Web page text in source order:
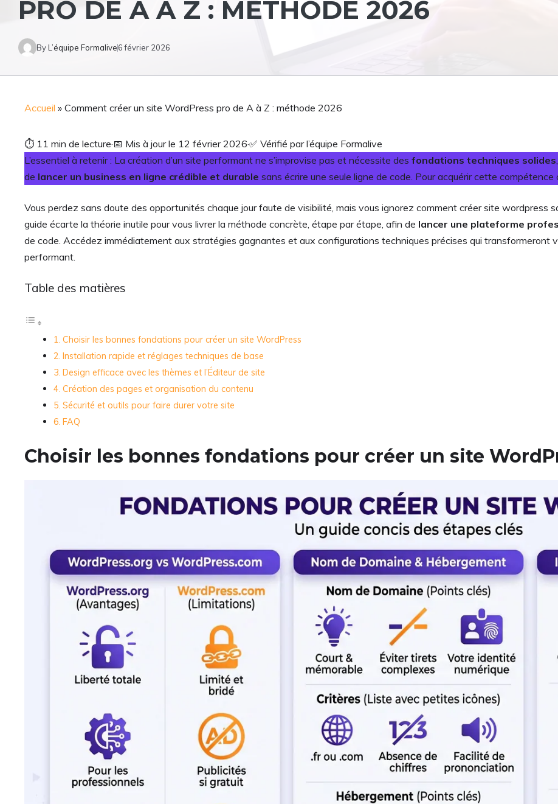
PRO DE A À Z : MÉTHODE 2026
ByL’équipe Formalive6 février 2026
Accueil » Comment créer un site WordPress pro de A à Z : méthode 2026
⏱ 11 min de lecture·📅 Mis à jour le 12 février 2026·✅ Vérifié par l’équipe Formalive
L’essentiel à retenir : La création d’un site performant ne s’improvise pas et nécessite des fondations techniques solides
de lancer un business en ligne crédible et durable sans écrire une seule ligne de code. Pour acquérir cette
Vous perdez sans doute des opportunités chaque jour faute de visibilité, mais vous ignorez comment créer site wordpress
guide écarte la théorie inutile pour vous livrer la méthode concrète, étape par étape, afin de lancer une plateforme
de code. Accédez immédiatement aux stratégies gagnantes et aux configurations techniques précises qui transformeront
performant.
Table des matières
Choisir les bonnes fondations pour créer un site WordPress
Installation rapide et réglages techniques de base
Design efficace avec les thèmes et l’Éditeur de site
Création des pages et organisation du contenu
Sécurité et outils pour faire durer votre site
FAQ
Choisir les bonnes fondations pour créer un site